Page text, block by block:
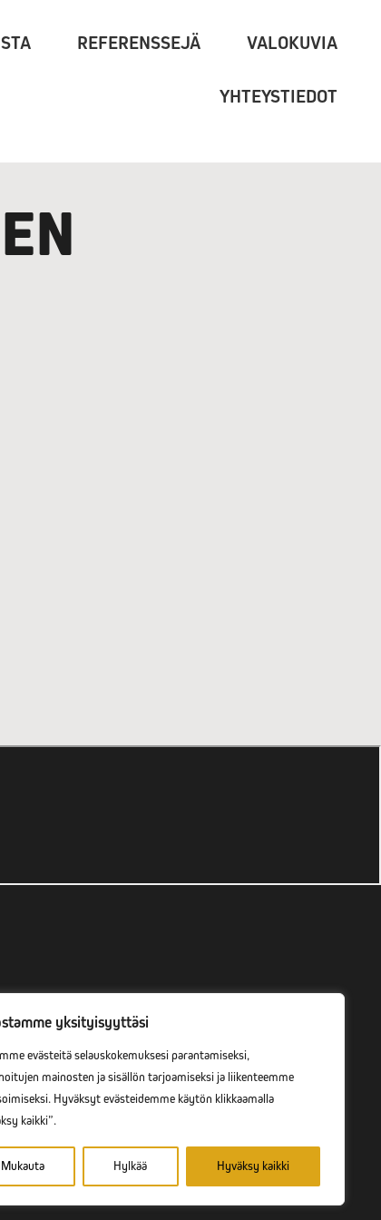
yksityisyyttäsi
evästeitä selauskokemuksesi parantamiseksi,
mainosten ja sisällön tarjoamiseksi ja liikenteemme
Hyväksyt evästeidemme käytön klikkaamalla
kaikki”.
Mukauta Hylkää Hyväksy kaikki
REFERENSSEJÄ VALOKUVIA
YHTEYSTIEDOT